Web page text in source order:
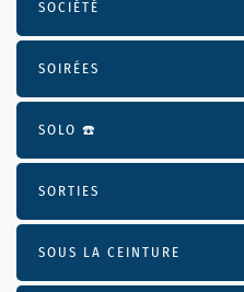
SOCIÉTÉ
SOIRÉES
SOLO ☎️
SORTIES
SOUS LA CEINTURE